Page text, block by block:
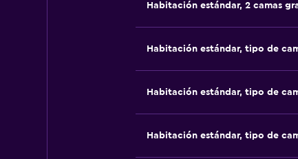
Habitación estándar, 2 camas
Habitación estándar, tipo de
Habitación estándar, tipo de
Habitación estándar, tipo de